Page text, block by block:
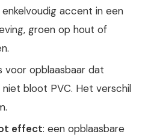
accent in een
groen op hout of
voor opblaasbaar dat
bloot PVC. Het verschil
effect: een opblaasbare